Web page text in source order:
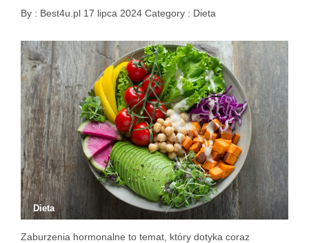
By : Best4u.pl 17 lipca 2024 Category : Dieta
Dieta
Zaburzenia hormonalne to temat, który dotyka coraz